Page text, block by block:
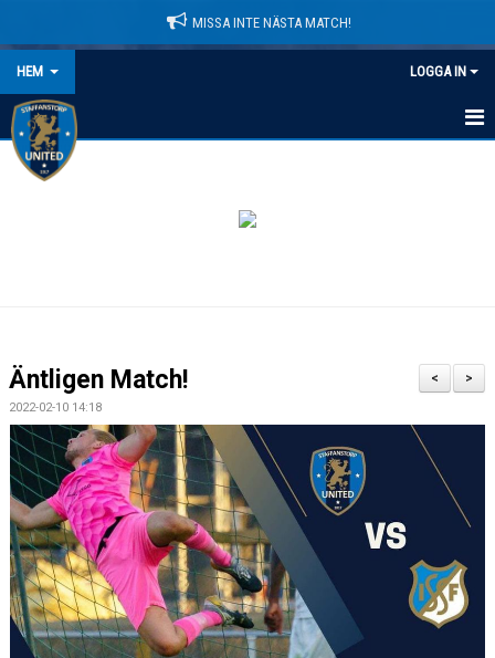
MISSA INTE NÄSTA MATCH!
HEM LOGGA IN
HEM
DOMARINFORMATION
MEDLEMSAVGIFTER
DOKUMENT
KLÄDPROFIL
LEDARINFORMATION
STYRELSE/SEKTIONER
>
<
Äntligen Match!
2022-02-10 14:18